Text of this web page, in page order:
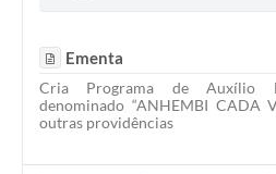
Ementa
Cria Programa de Auxílio
denominado “ANHEMBI CADA
outras providências